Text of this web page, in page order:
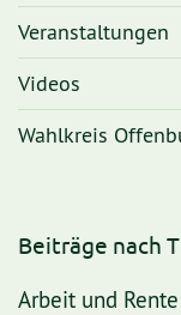
Veranstaltungen
Videos
Wahlkreis
Beiträge nach
Arbeit und Rente